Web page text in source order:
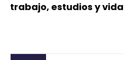
trabajo, estudios y